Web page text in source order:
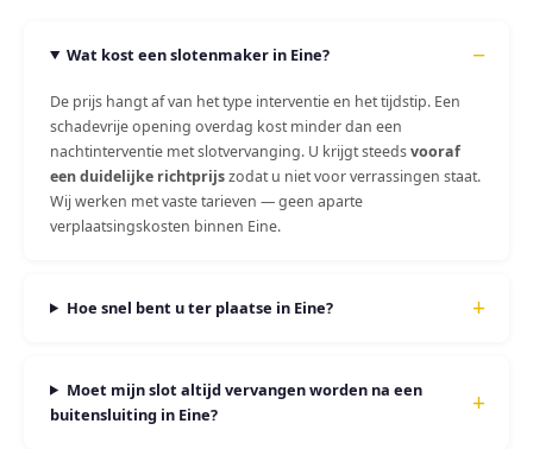
Wat kost een slotenmaker in Eine?
De prijs hangt af van het type interventie en het tijdstip. Een
schadevrije opening overdag kost minder dan een
nachtinterventie met slotvervanging. U krijgt steedsvooraf
een duidelijke richtprijszodat u niet voor verrassingen staat.
Wij werken met vaste tarieven — geen aparte
verplaatsingskosten binnen Eine.
Hoe snel bent u ter plaatse in Eine?
Moet mijn slot altijd vervangen worden na een
buitensluiting in Eine?